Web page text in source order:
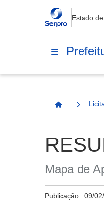
Estado
Página Inicial
Mapa de
Publicação: 09/